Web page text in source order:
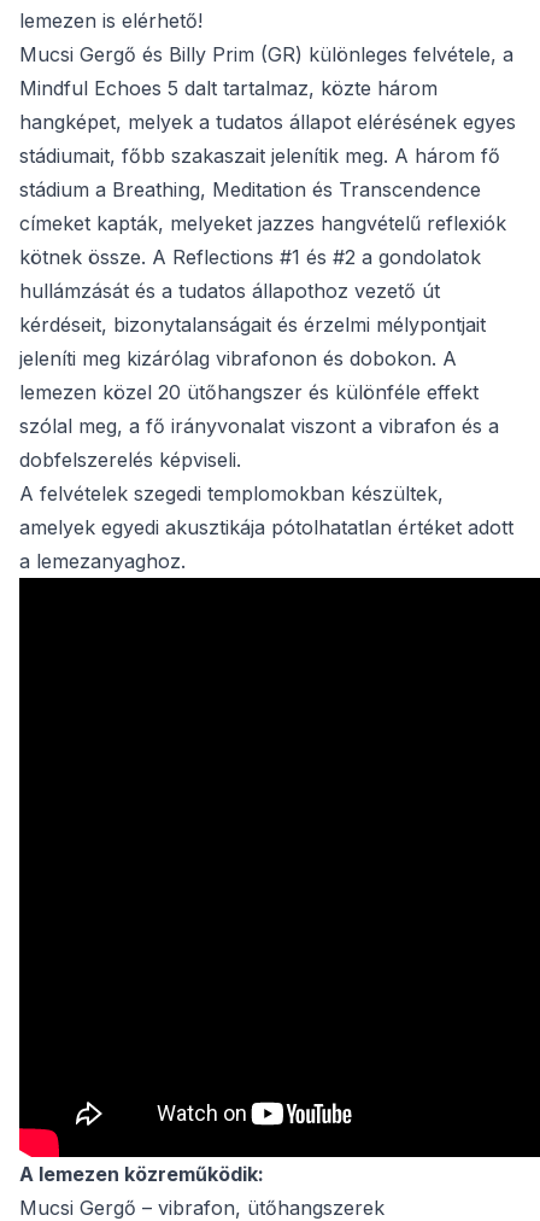
lemezen is elérhető!
Mucsi Gergő és Billy Prim (GR) különleges felvétele, a
Mindful Echoes 5 dalt tartalmaz, közte három
hangképet, melyek a tudatos állapot elérésének egyes
stádiumait, főbb szakaszait jelenítik meg. A három fő
stádium a Breathing, Meditation és Transcendence
címeket kapták, melyeket jazzes hangvételű reflexiók
kötnek össze. A Reflections #1 és #2 a gondolatok
hullámzását és a tudatos állapothoz vezető út
kérdéseit, bizonytalanságait és érzelmi mélypontjait
jeleníti meg kizárólag vibrafonon és dobokon. A
lemezen közel 20 ütőhangszer és különféle effekt
szólal meg, a fő irányvonalat viszont a vibrafon és a
dobfelszerelés képviseli.
A felvételek szegedi templomokban készültek,
amelyek egyedi akusztikája pótolhatatlan értéket adott
a lemezanyaghoz.
A lemezen közreműködik:
Mucsi Gergő – vibrafon, ütőhangszerek